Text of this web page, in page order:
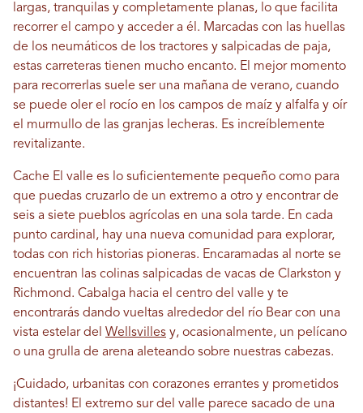
largas, tranquilas y completamente planas, lo que facilita
recorrer el campo y acceder a él. Marcadas con las huellas
de los neumáticos de los tractores y salpicadas de paja,
estas carreteras tienen mucho encanto. El mejor momento
para recorrerlas suele ser una mañana de verano, cuando
se puede oler el rocío en los campos de maíz y alfalfa y oír
el murmullo de las granjas lecheras. Es increíblemente
revitalizante.
Cache El valle es lo suficientemente pequeño como para
que puedas cruzarlo de un extremo a otro y encontrar de
seis a siete pueblos agrícolas en una sola tarde. En cada
punto cardinal, hay una nueva comunidad para explorar,
todas con rich historias pioneras. Encaramadas al norte se
encuentran las colinas salpicadas de vacas de Clarkston y
Richmond. Cabalga hacia el centro del valle y te
encontrarás dando vueltas alrededor del río Bear con una
vista estelar del Wellsvilles y, ocasionalmente, un pelícano
o una grulla de arena aleteando sobre nuestras cabezas.
¡Cuidado, urbanitas con corazones errantes y prometidos
distantes! El extremo sur del valle parece sacado de una